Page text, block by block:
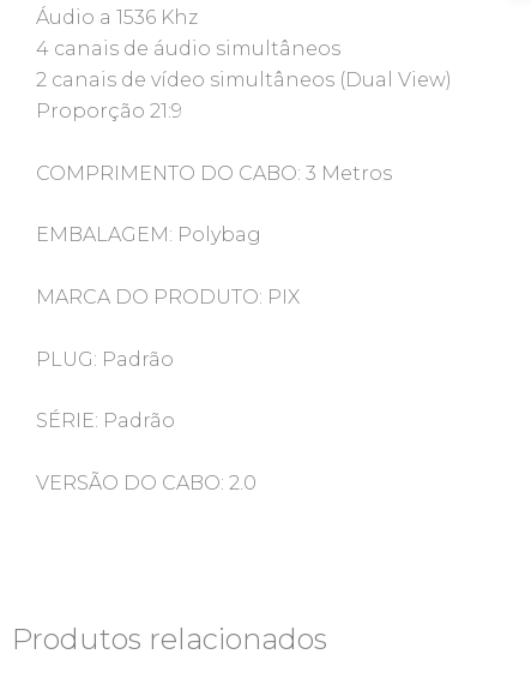
Áudio a 1536 Khz
4 canais de áudio simultâneos
2 canais de vídeo simultâneos (Dual View)
Proporção 21:9
COMPRIMENTO DO CABO: 3 Metros
EMBALAGEM: Polybag
MARCA DO PRODUTO: PIX
PLUG: Padrão
SÉRIE: Padrão
VERSÃO DO CABO: 2.0
Produtos relacionados